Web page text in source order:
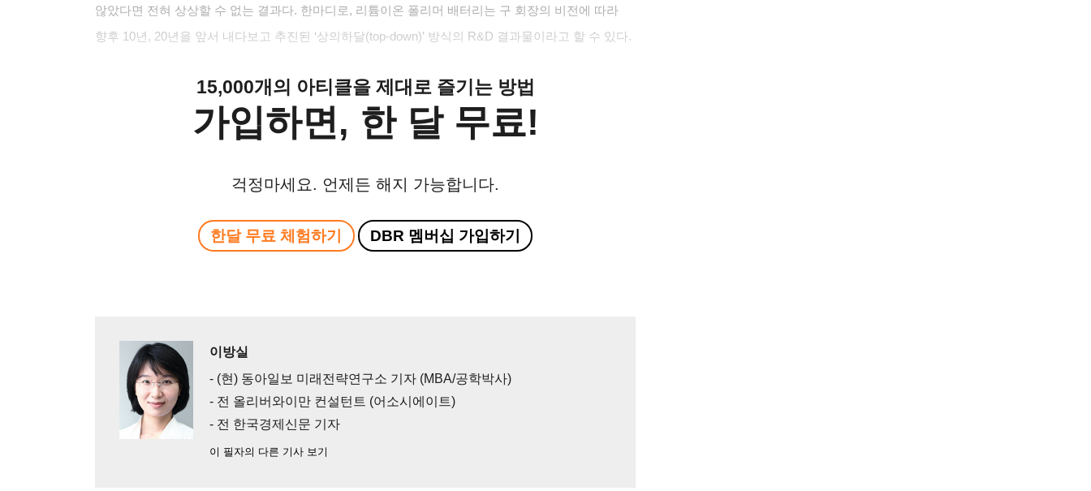
않았다면 전혀 상상할 수 없는 결과다. 한마디로, 리튬이온 폴리머 배터리는 구 회장의 비전에 따라
향후 10년, 20년을 앞서 내다보고 추진된 ‘상의하달(top-down)’ 방식의 R&D 결과물이라고 할 수 있다.
15,000개의 아티클을 제대로 즐기는 방법
가입하면, 한 달 무료!
걱정마세요. 언제든 해지 가능합니다.
한달 무료 체험하기 DBR 멤버십 가입하기
이방실
- (현) 동아일보 미래전략연구소 기자 (MBA/공학박사)
- 전 올리버와이만 컨설턴트 (어소시에이트)
- 전 한국경제신문 기자
이 필자의 다른 기사 보기